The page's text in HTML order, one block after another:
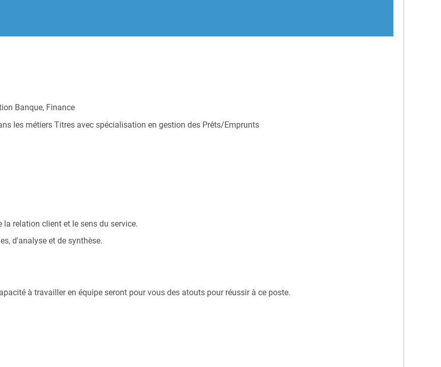
Banque, Finance
les métiers Titres avec spécialisation en gestion des Prêts/Emprunts
relation client et le sens du service.
d'analyse et de synthèse.
à travailler en équipe seront pour vous des atouts pour réussir à ce poste.